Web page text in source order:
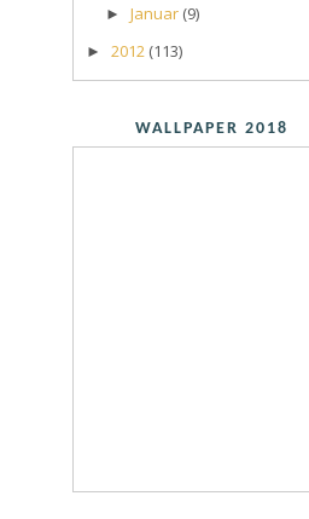
► Januar (9)
► 2012 (113)
WALLPAPER 2018